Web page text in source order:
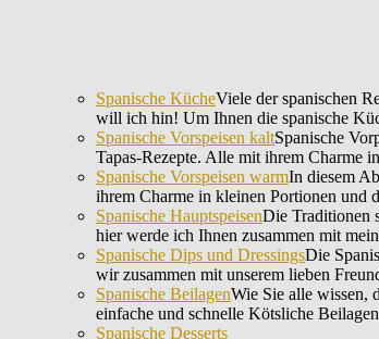
Spanische KücheViele der spanischen
will ich hin! Um Ihnen die spanische
Spanische Vorspeisen kaltSpanische
Tapas-Rezepte. Alle mit ihrem Charme
Spanische Vorspeisen warmIn diesem
ihrem Charme in kleinen Portionen und
Spanische HauptspeisenDie Traditionen
hier werde ich Ihnen zusammen mit
Spanische Dips und DressingsDie
wir zusammen mit unserem lieben
Spanische BeilagenWie Sie alle wissen,
einfache und schnelle Kötsliche
Spanische Desserts